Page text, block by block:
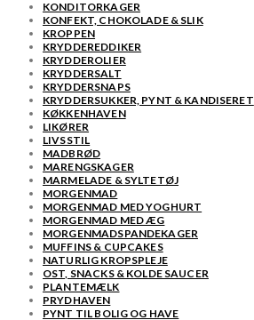
KONDITORKAGER
KONFEKT, CHOKOLADE & SLIK
KROPPEN
KRYDDEREDDIKER
KRYDDEROLIER
KRYDDERSALT
KRYDDERSNAPS
KRYDDERSUKKER, PYNT & KANDISERET
KØKKENHAVEN
LIKØRER
LIVSSTIL
MADBRØD
MARENGSKAGER
MARMELADE & SYLTETØJ
MORGENMAD
MORGENMAD MED YOGHURT
MORGENMAD MED ÆG
MORGENMADSPANDEKAGER
MUFFINS & CUPCAKES
NATURLIG KROPSPLEJE
OST, SNACKS & KOLDE SAUCER
PLANTEMÆLK
PRYDHAVEN
PYNT TIL BOLIG OG HAVE